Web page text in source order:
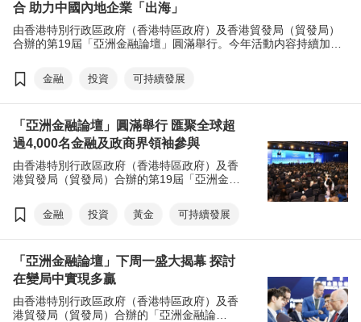
合 助力中國內地企業「出海」
由香港特別行政區政府（香港特區政府）及香港貿發局（貿發局）
合辦的第19屆「亞洲金融論壇」圓滿舉行。今年活動内容持續加
Summit），此環節旨在加強全球金融與產業深度融合，利用香港的
國際平台及金融優勢助力中國內地企業「出海」，以推動全球創新
金融 投資 可持續發展
「亞洲金融論壇」圓滿舉行 匯聚全球超
過4,000名金融及政商界領袖參與
由香港特別行政區政府（香港特區政府）及香
港貿發局（貿發局）合辦的第19屆「亞洲金融
家及地區、超過4,000名金融及政商界領袖參
與。超過150名財金官員、多邊組織領袖、金
280多名投資者、超過600個投資項目參與，共
促成逾800場一對一會議，對接環球資金及投
資項目。
金融 投資 黃金 可持續發展
「亞洲金融論壇」下周一盛大揭幕 探討
在變局中實現多贏
由香港特別行政區政府（香港特區政府）及香
港貿發局（貿發局）合辦的「亞洲金融論